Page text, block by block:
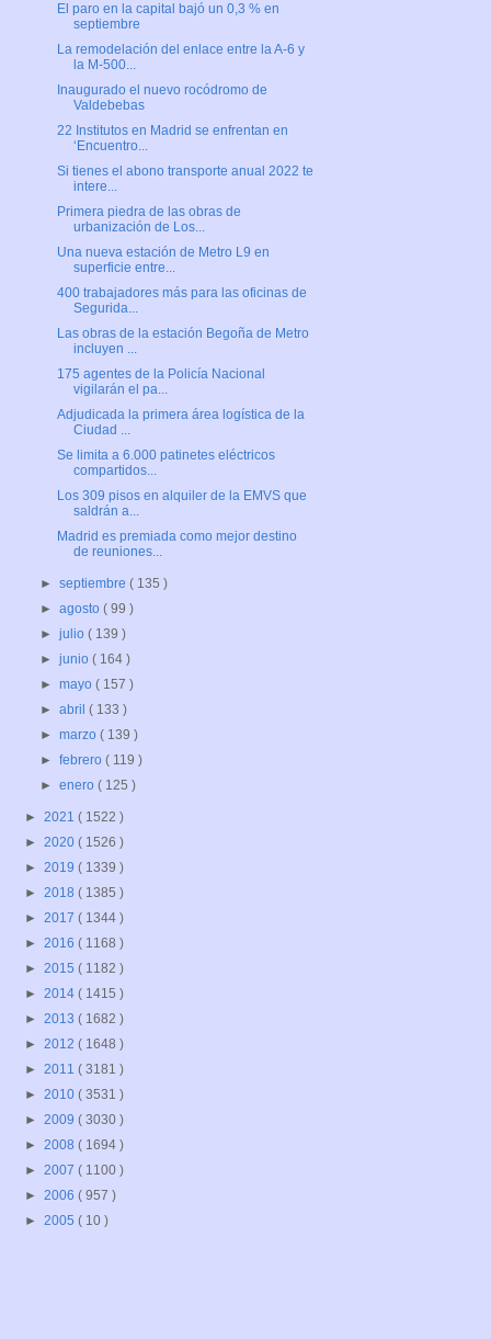
El paro en la capital bajó un 0,3 % en
septiembre
La remodelación del enlace entre la A-6 y
la M-500...
Inaugurado el nuevo rocódromo de
Valdebebas
22 Institutos en Madrid se enfrentan en
‘Encuentro...
Si tienes el abono transporte anual 2022 te
intere...
Primera piedra de las obras de
urbanización de Los...
Una nueva estación de Metro L9 en
superficie entre...
400 trabajadores más para las oficinas de
Segurida...
Las obras de la estación Begoña de Metro
incluyen ...
175 agentes de la Policía Nacional
vigilarán el pa...
Adjudicada la primera área logística de la
Ciudad ...
Se limita a 6.000 patinetes eléctricos
compartidos...
Los 309 pisos en alquiler de la EMVS que
saldrán a...
Madrid es premiada como mejor destino
de reuniones...
►septiembre( 135 )
►agosto( 99 )
►julio( 139 )
►junio( 164 )
►mayo( 157 )
►abril( 133 )
►marzo( 139 )
►febrero( 119 )
►enero( 125 )
► 2021 ( 1522 )
► 2020 ( 1526 )
► 2019 ( 1339 )
► 2018 ( 1385 )
► 2017 ( 1344 )
► 2016 ( 1168 )
► 2015 ( 1182 )
► 2014 ( 1415 )
► 2013 ( 1682 )
► 2012 ( 1648 )
► 2011 ( 3181 )
► 2010 ( 3531 )
► 2009 ( 3030 )
► 2008 ( 1694 )
► 2007 ( 1100 )
► 2006 ( 957 )
► 2005 ( 10 )